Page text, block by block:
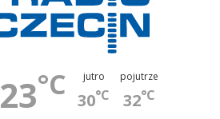
23°C jutro
30°C
pojutrze
32°C